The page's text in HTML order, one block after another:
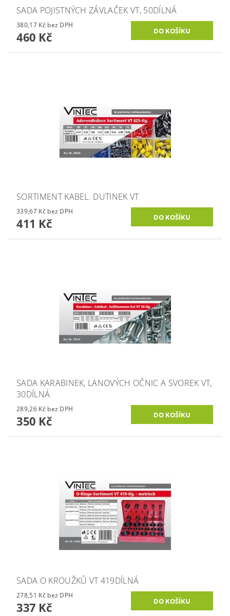
SADA POJISTNÝCH ZÁVLAČEK VT, 50DÍLNÁ
380,17 Kč bez DPH
460 Kč
SORTIMENT KABEL. DUTINEK VT
339,67 Kč bez DPH
411 Kč
SADA KARABINEK, LANOVÝCH OČNIC A SVOREK VT,
30DÍLNÁ
289,26 Kč bez DPH
350 Kč
SADA O KROUŽKŮ VT 419DÍLNÁ
278,51 Kč bez DPH
337 Kč